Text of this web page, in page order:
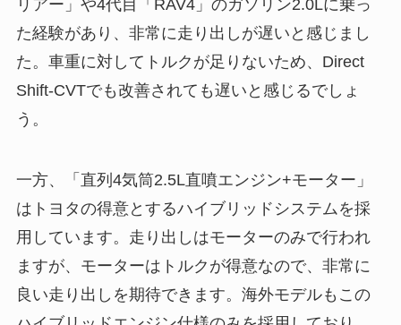
リアー」や4代目「RAV4」のガソリン2.0Lに乗っ
た経験があり、非常に走り出しが遅いと感じまし
た。車重に対してトルクが足りないため、Direct
Shift-CVTでも改善されても遅いと感じるでしょ
う。
一方、「直列4気筒2.5L直噴エンジン+モーター」
はトヨタの得意とするハイブリッドシステムを採
用しています。走り出しはモーターのみで行われ
ますが、モーターはトルクが得意なので、非常に
良い走り出しを期待できます。海外モデルもこの